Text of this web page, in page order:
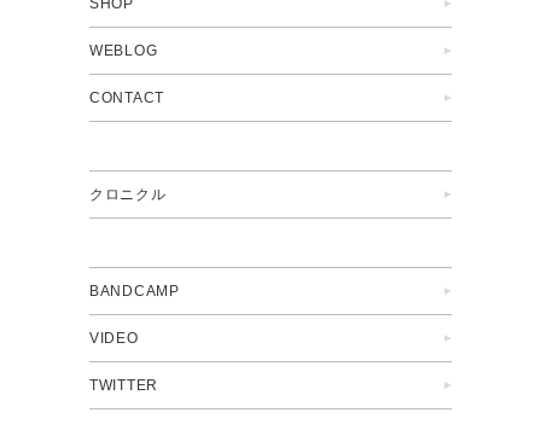
SHOP
WEBLOG
CONTACT
クロニクル
BANDCAMP
VIDEO
TWITTER